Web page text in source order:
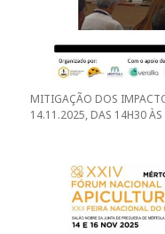
MITIGAÇÃO DOS
14.11.2025, DAS 14H30